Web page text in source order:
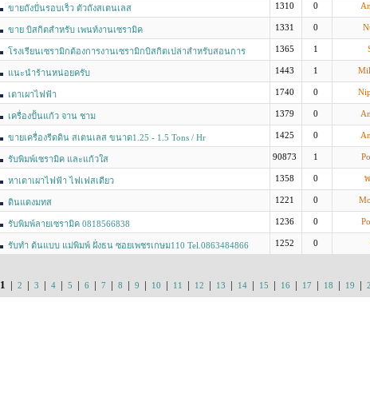
ขายถังปั่นรอบเร็ว ตัวถังสเตนเลส 1310 0
ขาย บิสกิตสำหรับ เพนท์งานเซรามิค 1331 0
โรงเรียนเซรามิกต้องการงานเซรามิกบิสกิตเปล่าสำหรับสอนการ
เคลือบและสี
1365 1
แนะนำร้านหน่อยครับ 1443 1
เตาเผาไฟฟ้า 1740 0
เครื่องปั้นแก้ว จาน ชาม 1379 0
ขายเครื่องรีดดิน สเตนเลส ขนาด1.25 - 1.5 Tons / Hr 1425 0
รับพิมพ์เซรามิค และแก้วใส 90873 1
หาเตาเผาไฟฟ้า ไฟเฟสเดียว 1358 0
ดินแดงมทส 1221 0
รับพิมพ์ลายเซรามิค 0818566838 1236 0
รับทำ ต้นแบบ แม่พิมพ์ ฝั่งธน ซอยเพชรเกษม110 Tel.0863484866 1252 0
1 | 2 | 3 | 4 | 5 | 6 | 7 | 8 | 9 | 10 | 11 | 12 | 13 | 14 | 15 | 16 | 17 | 18 | 19 |